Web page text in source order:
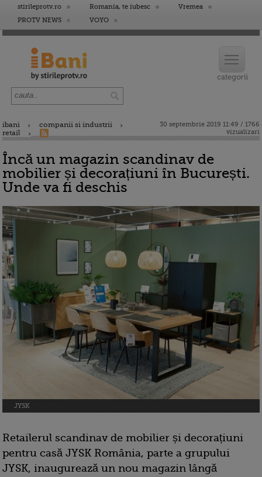
stirileprotv.ro Romania, te iubesc
Vremea
PROTV NEWS
VOYO
ibani
companii si industrii
retail
30 septembrie 2019 11:49 / 1766
vizualizari
Încă un magazin scandinav de
mobilier și decorațiuni în București.
Unde va fi deschis
JYSK
Retailerul scandinav de mobilier și decorațiuni
pentru casă JYSK România, parte a grupului
JYSK, inaugurează un nou magazin lângă